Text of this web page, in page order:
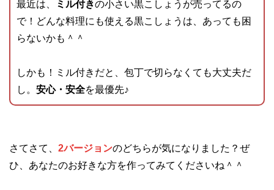
最近は、 ミル付きの小さい黒こしょうが売ってるの
で！どんな料理にも使える黒こしょうは、あっても困
らないかも＾＾
しかも！ミル付きだと、包丁で切らなくても大丈夫だ
し。 安心・安全を最優先♪
さてさて、 2バージョンのどちらが気になりました？ぜ
ひ、あなたのお好きな方を作ってみてくださいね＾＾